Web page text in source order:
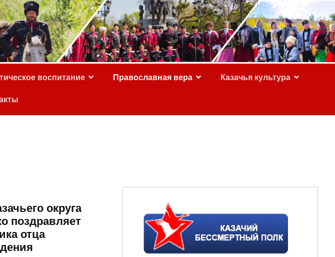
воспитание Православная вера Казачья культура
округа
поздравляет
отца